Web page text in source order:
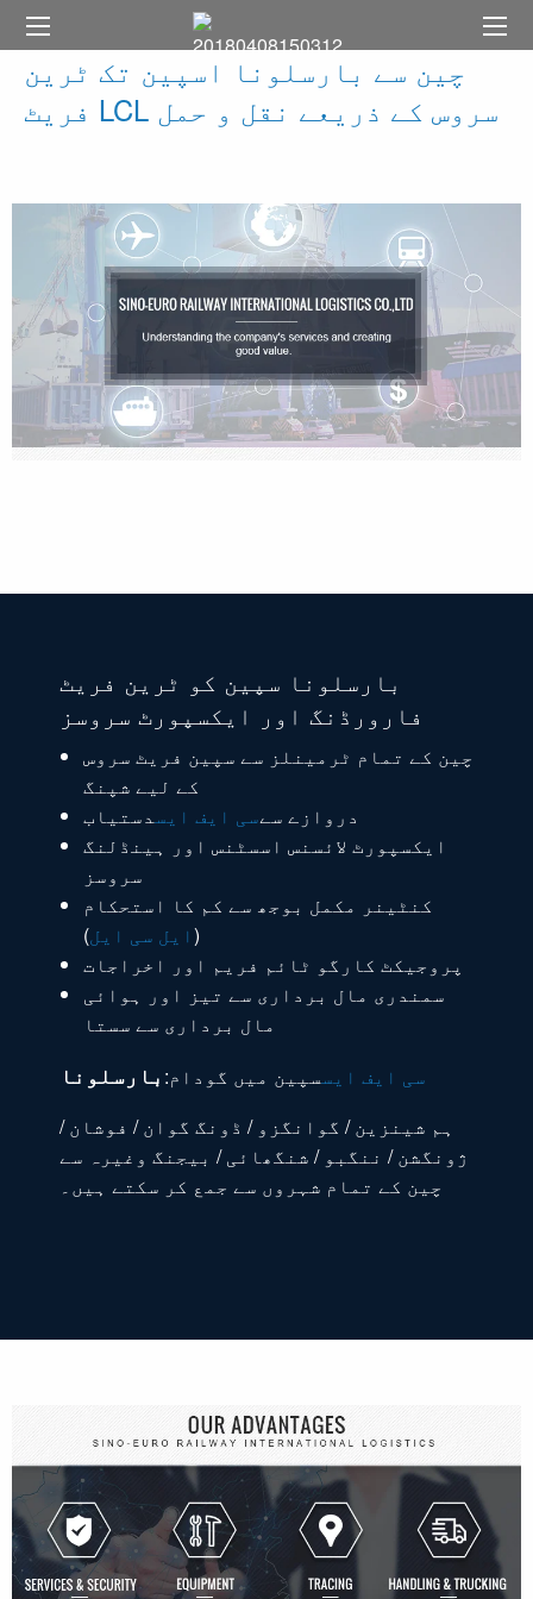
چین سے بارسلونا اسپین تک ٹرین
فریٹ LCL سروس کے ذریعے نقل و حمل
بارسلونا سپین کو ٹرین فریٹ
فارورڈنگ اور ایکسپورٹ سروسز
چین کے تمام ٹرمینلز سے سپین فریٹ سروس
کے لیے شپنگ
دروازے سےسی ایف ایس دستیاب
ایکسپورٹ لائسنس اسسٹنس اور ہینڈلنگ
سروسز
کنٹینر مکمل بوجھ سے کم کا استحکام
( ایل سی ایل)
پروجیکٹ کارگو ٹائم فریم اور اخراجات
سمندری مال برداری سے تیز اور ہوائی
مال برداری سے سستا
سی ایف ایسسپین میں گودام: بارسلونا
ہم شینزین / گوانگزو / ڈونگ گوان / فوشان /
ژونگشن / ننگبو / شنگھائی / بیجنگ وغیرہ سے
چین کے تمام شہروں سے جمع کر سکتے ہیں۔